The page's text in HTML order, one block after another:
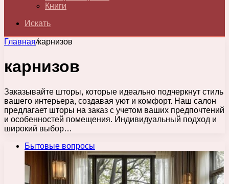
Книги
Искать
Главная/карнизов
карнизов
Заказывайте шторы, которые идеально подчеркнут стиль
вашего интерьера, создавая уют и комфорт. Наш салон
предлагает шторы на заказ с учетом ваших предпочтений
и особенностей помещения. Индивидуальный подход и
широкий выбор…
Бытовые вопросы